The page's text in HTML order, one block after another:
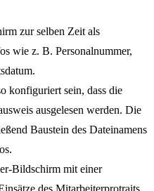
zur selben Zeit als
wie z. B. Personalnummer,
konfiguriert sein, dass die
ausgelesen werden. Die
Baustein des Dateinamens
Bildschirm mit einer
des Mitarbeiterprotraits